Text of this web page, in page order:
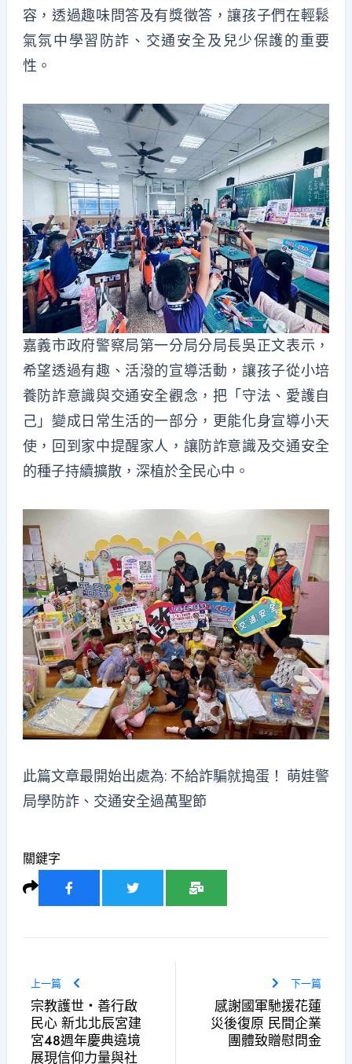
容，透過趣味問答及有獎徵答，讓孩子們在輕鬆
氣氛中學習防詐、交通安全及兒少保護的重要
性。
嘉義市政府警察局第一分局分局長吳正文表示，
希望透過有趣、活潑的宣導活動，讓孩子從小培
養防詐意識與交通安全觀念，把「守法、愛護自
己」變成日常生活的一部分，更能化身宣導小天
使，回到家中提醒家人，讓防詐意識及交通安全
的種子持續擴散，深植於全民心中。
此篇文章最開始出處為: 不給詐騙就搗蛋！ 萌娃警
局學防詐、交通安全過萬聖節
關鍵字
上一篇
宗教護世‧善行啟
民心 新北北辰宮建
宮48週年慶典遶境
展現信仰力量與社
下一篇
感謝國軍馳援花蓮
災後復原 民間企業
團體致贈慰問金